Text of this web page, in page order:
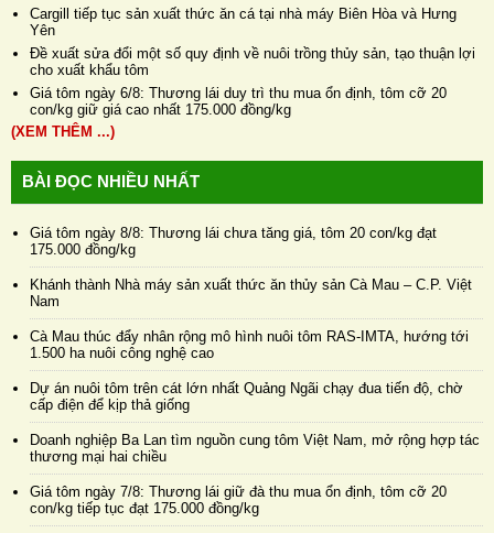
Cargill tiếp tục sản xuất thức ăn cá tại nhà máy Biên Hòa và Hưng
Yên
Đề xuất sửa đổi một số quy định về nuôi trồng thủy sản, tạo thuận lợi
cho xuất khẩu tôm
Giá tôm ngày 6/8: Thương lái duy trì thu mua ổn định, tôm cỡ 20
con/kg giữ giá cao nhất 175.000 đồng/kg
(XEM THÊM ...)
BÀI ĐỌC NHIỀU NHẤT
Giá tôm ngày 8/8: Thương lái chưa tăng giá, tôm 20 con/kg đạt
175.000 đồng/kg
Khánh thành Nhà máy sản xuất thức ăn thủy sản Cà Mau – C.P. Việt
Nam
Cà Mau thúc đẩy nhân rộng mô hình nuôi tôm RAS-IMTA, hướng tới
1.500 ha nuôi công nghệ cao
Dự án nuôi tôm trên cát lớn nhất Quảng Ngãi chạy đua tiến độ, chờ
cấp điện để kịp thả giống
Doanh nghiệp Ba Lan tìm nguồn cung tôm Việt Nam, mở rộng hợp tác
thương mại hai chiều
Giá tôm ngày 7/8: Thương lái giữ đà thu mua ổn định, tôm cỡ 20
con/kg tiếp tục đạt 175.000 đồng/kg